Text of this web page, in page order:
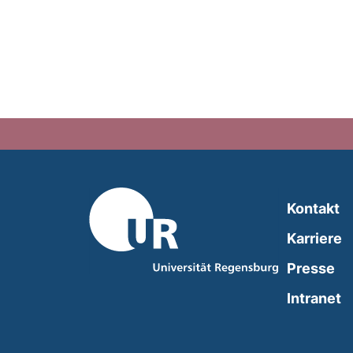
Kontakt
Karriere
Presse
Intranet